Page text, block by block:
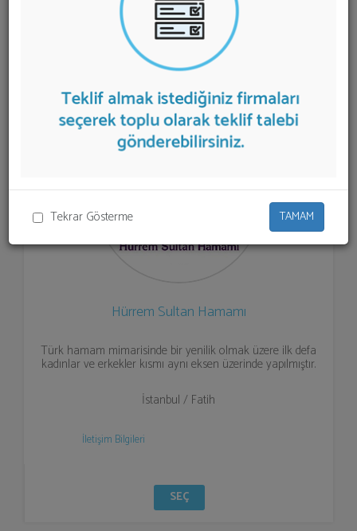
Tekrar Gösterme TAMAM
sunan firmalar aşağıda listelenmektedir.
teklifi almak için listeden seçim yapıp ya
da "İlk 5 Firmadan Teklif İste" kısmından toplu olarak
teklif talebinizi firmalara aktarabilirsiniz.
Hürrem Sultan Hamamı
Türk hamam mimarisinde bir yenilik olmak üzere ilk defa
kadınlar ve erkekler kısmı aynı eksen üzerinde yapılmıştır.
İstanbul / Fatih
İletişim Bilgileri
SEÇ